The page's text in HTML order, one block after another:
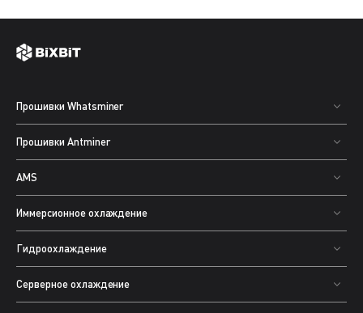
Прошивки Whatsminer
Прошивки Antminer
AMS
Иммерсионное охлаждение
Гидроохлаждение
Серверное охлаждение